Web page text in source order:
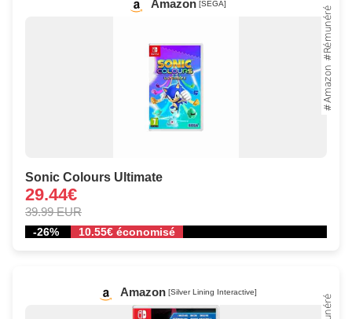
Amazon [SEGA]
Sonic Colours Ultimate
29.44€
39.99 EUR
-26% 10.55€ économisé
Amazon [Silver Lining Interactive]